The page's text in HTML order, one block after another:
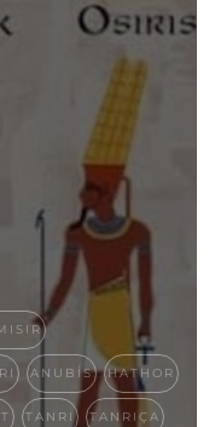
ANUBIS HATHOR
TANRI TANRIÇA